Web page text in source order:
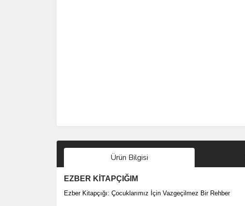
Ürün Bilgisi
EZBER KİTAPÇIĞIM
Ezber Kitapçığı: Çocuklarımız İçin Vazgeçilmez Bir Rehber